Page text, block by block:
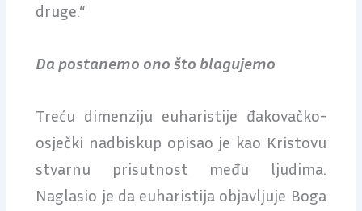
druge.“
Da postanemo ono što blagujemo
Treću dimenziju euharistije đakovačko-
osječki nadbiskup opisao je kao Kristovu
stvarnu prisutnost među ljudima.
Naglasio je da euharistija objavljuje Boga